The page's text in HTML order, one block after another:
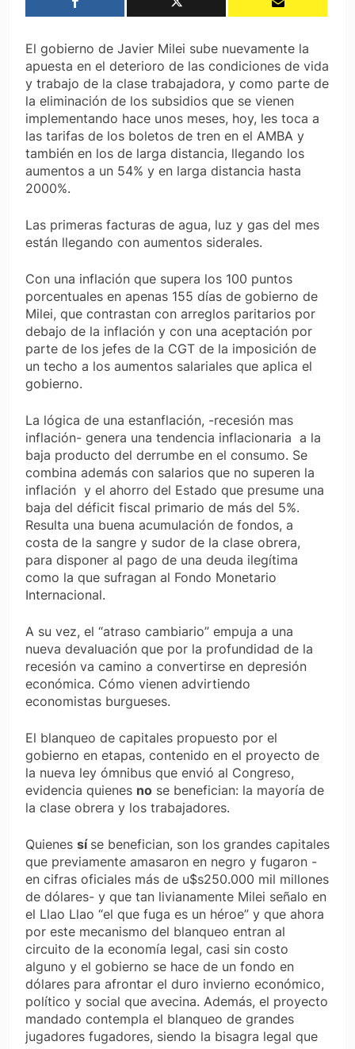
El gobierno de Javier Milei sube nuevamente la
apuesta en el deterioro de las condiciones de vida
y trabajo de la clase trabajadora, y como parte de
la eliminación de los subsidios que se vienen
implementando hace unos meses, hoy, les toca a
las tarifas de los boletos de tren en el AMBA y
también en los de larga distancia, llegando los
aumentos a un 54% y en larga distancia hasta
2000%.
Las primeras facturas de agua, luz y gas del mes
están llegando con aumentos siderales.
Con una inflación que supera los 100 puntos
porcentuales en apenas 155 días de gobierno de
Milei, que contrastan con arreglos paritarios por
debajo de la inflación y con una aceptación por
parte de los jefes de la CGT de la imposición de
un techo a los aumentos salariales que aplica el
gobierno.
La lógica de una estanflación, -recesión mas
inflación- genera una tendencia inflacionaria a la
baja producto del derrumbe en el consumo. Se
combina además con salarios que no superen la
inflación y el ahorro del Estado que presume una
baja del déficit fiscal primario de más del 5%.
Resulta una buena acumulación de fondos, a
costa de la sangre y sudor de la clase obrera,
para disponer al pago de una deuda ilegítima
como la que sufragan al Fondo Monetario
Internacional.
A su vez, el “atraso cambiario” empuja a una
nueva devaluación que por la profundidad de la
recesión va camino a convertirse en depresión
económica. Cómo vienen advirtiendo
economistas burgueses.
El blanqueo de capitales propuesto por el
gobierno en etapas, contenido en el proyecto de
la nueva ley ómnibus que envió al Congreso,
evidencia quienes no se benefician: la mayoría de
la clase obrera y los trabajadores.
Quienes sí se benefician, son los grandes capitales
que previamente amasaron en negro y fugaron -
en cifras oficiales más de u$s250.000 mil millones
de dólares- y que tan livianamente Milei señalo en
el Llao Llao “el que fuga es un héroe” y que ahora
por este mecanismo del blanqueo entran al
circuito de la economía legal, casi sin costo
alguno y el gobierno se hace de un fondo en
dólares para afrontar el duro invierno económico,
político y social que avecina. Además, el proyecto
mandado contempla el blanqueo de grandes
jugadores fugadores, siendo la bisagra legal que